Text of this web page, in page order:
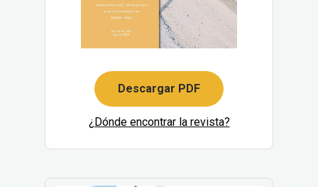
Descargar PDF
¿Dónde encontrar la revista?